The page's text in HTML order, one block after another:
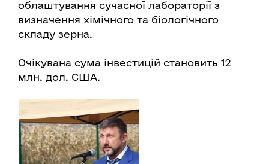
облаштування сучасної лабораторії з
визначення хімічного та біологічного
складу зерна.
Очікувана сума інвестицій становить 12
млн. дол. США.